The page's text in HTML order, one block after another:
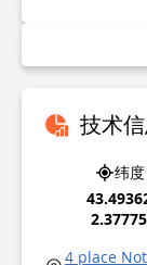
技术
纬
4 place